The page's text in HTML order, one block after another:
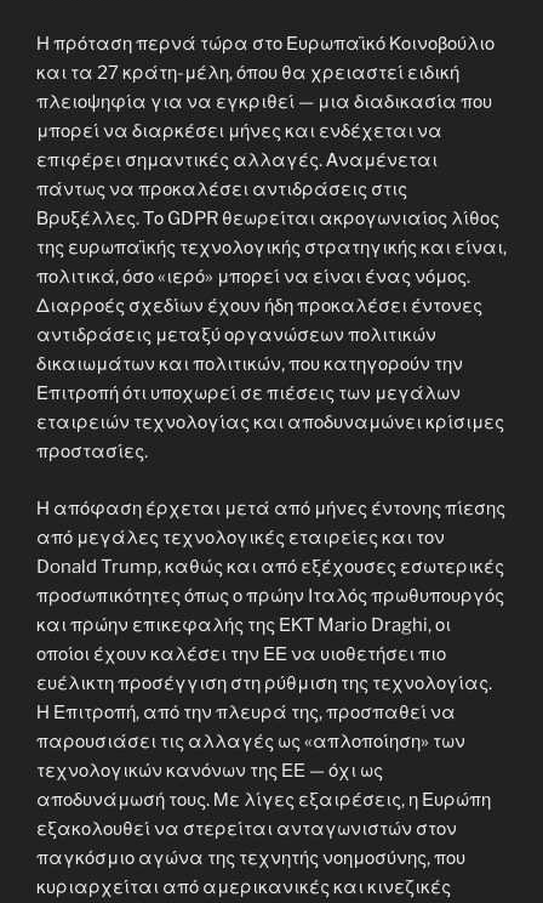
Η πρόταση περνά τώρα στο Ευρωπαϊκό Κοινοβούλιο
και τα 27 κράτη-μέλη, όπου θα χρειαστεί ειδική
πλειοψηφία για να εγκριθεί — μια διαδικασία που
μπορεί να διαρκέσει μήνες και ενδέχεται να
επιφέρει σημαντικές αλλαγές. Αναμένεται
πάντως να προκαλέσει αντιδράσεις στις
Βρυξέλλες. Το GDPR θεωρείται ακρογωνιαίος λίθος
της ευρωπαϊκής τεχνολογικής στρατηγικής και είναι,
πολιτικά, όσο «ιερό» μπορεί να είναι ένας νόμος.
Διαρροές σχεδίων έχουν ήδη προκαλέσει έντονες
αντιδράσεις μεταξύ οργανώσεων πολιτικών
δικαιωμάτων και πολιτικών, που κατηγορούν την
Επιτροπή ότι υποχωρεί σε πιέσεις των μεγάλων
εταιρειών τεχνολογίας και αποδυναμώνει κρίσιμες
προστασίες.
Η απόφαση έρχεται μετά από μήνες έντονης πίεσης
από μεγάλες τεχνολογικές εταιρείες και τον
Donald Trump, καθώς και από εξέχουσες εσωτερικές
προσωπικότητες όπως ο πρώην Ιταλός πρωθυπουργός
και πρώην επικεφαλής της ΕΚΤ Mario Draghi, οι
οποίοι έχουν καλέσει την ΕΕ να υιοθετήσει πιο
ευέλικτη προσέγγιση στη ρύθμιση της τεχνολογίας.
Η Επιτροπή, από την πλευρά της, προσπαθεί να
παρουσιάσει τις αλλαγές ως «απλοποίηση» των
τεχνολογικών κανόνων της ΕΕ — όχι ως
αποδυνάμωσή τους. Με λίγες εξαιρέσεις, η Ευρώπη
εξακολουθεί να στερείται ανταγωνιστών στον
παγκόσμιο αγώνα της τεχνητής νοημοσύνης, που
κυριαρχείται από αμερικανικές και κινεζικές